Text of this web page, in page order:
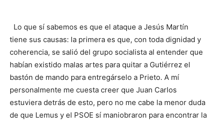
Lo que sí sabemos es que el ataque a Jesús Martín
tiene sus causas: la primera es que, con toda dignidad y
coherencia, se salió del grupo socialista al entender que
habían existido malas artes para quitar a Gutiérrez el
bastón de mando para entregárselo a Prieto. A mí
personalmente me cuesta creer que Juan Carlos
estuviera detrás de esto, pero no me cabe la menor duda
de que Lemus y el PSOE sí maniobraron para encontrar la